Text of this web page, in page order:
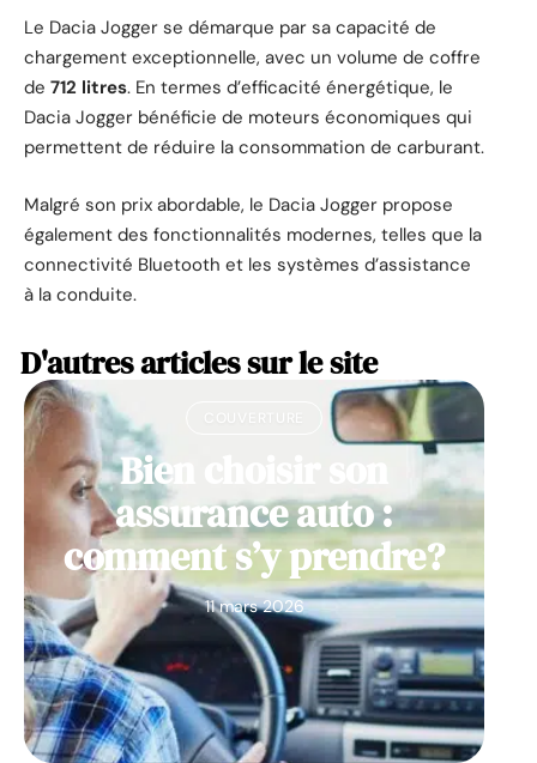
Le Dacia Jogger se démarque par sa capacité de
chargement exceptionnelle, avec un volume de coffre
de 712 litres. En termes d’efficacité énergétique, le
Dacia Jogger bénéficie de moteurs économiques qui
permettent de réduire la consommation de carburant.
Malgré son prix abordable, le Dacia Jogger propose
également des fonctionnalités modernes, telles que la
connectivité Bluetooth et les systèmes d’assistance
à la conduite.
D'autres articles sur le site
Bien choisir son
assurance auto :
comment s’y prendre?
11 mars 2026